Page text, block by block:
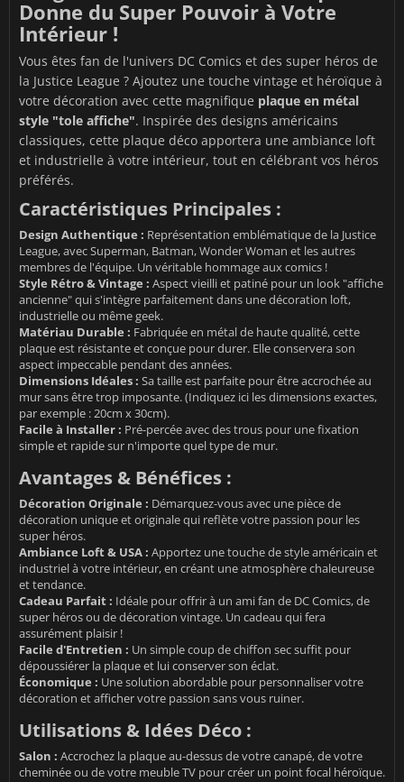
Donne du Super Pouvoir à Votre
Intérieur !
Vous êtes fan de l'univers DC Comics et des super héros de
la Justice League ? Ajoutez une touche vintage et héroïque à
votre décoration avec cette magnifique plaque en métal
style "tole affiche". Inspirée des designs américains
classiques, cette plaque déco apportera une ambiance loft
et industrielle à votre intérieur, tout en célébrant vos héros
préférés.
Caractéristiques Principales :
Design Authentique : Représentation emblématique de la Justice
League, avec Superman, Batman, Wonder Woman et les autres
membres de l'équipe. Un véritable hommage aux comics !
Style Rétro & Vintage : Aspect vieilli et patiné pour un look "affiche
ancienne" qui s'intègre parfaitement dans une décoration loft,
industrielle ou même geek.
Matériau Durable : Fabriquée en métal de haute qualité, cette
plaque est résistante et conçue pour durer. Elle conservera son
aspect impeccable pendant des années.
Dimensions Idéales : Sa taille est parfaite pour être accrochée au
mur sans être trop imposante. (Indiquez ici les dimensions exactes,
par exemple : 20cm x 30cm).
Facile à Installer : Pré-percée avec des trous pour une fixation
simple et rapide sur n'importe quel type de mur.
Avantages & Bénéfices :
Décoration Originale : Démarquez-vous avec une pièce de
décoration unique et originale qui reflète votre passion pour les
super héros.
Ambiance Loft & USA : Apportez une touche de style américain et
industriel à votre intérieur, en créant une atmosphère chaleureuse
et tendance.
Cadeau Parfait : Idéale pour offrir à un ami fan de DC Comics, de
super héros ou de décoration vintage. Un cadeau qui fera
assurément plaisir !
Facile d'Entretien : Un simple coup de chiffon sec suffit pour
dépoussiérer la plaque et lui conserver son éclat.
Économique : Une solution abordable pour personnaliser votre
décoration et afficher votre passion sans vous ruiner.
Utilisations & Idées Déco :
Salon : Accrochez la plaque au-dessus de votre canapé, de votre
cheminée ou de votre meuble TV pour créer un point focal héroïque.